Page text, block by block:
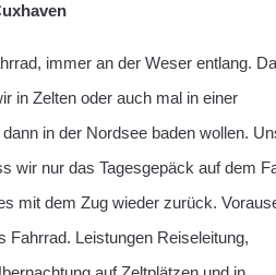
immer an der Weser entlang.
in Zelten oder auch mal in einer
in der Nordsee baden wollen.
wir nur das Tagesgepäck auf dem
mit dem Zug wieder zurück.
Fahrrad. Leistungen Reiseleitung,